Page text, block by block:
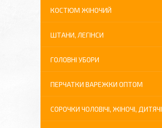
КОСТЮМ ЖІНОЧИЙ
ШТАНИ, ЛЕГІНСИ
ГОЛОВНІ УБОРИ
ПЕРЧАТКИ ВАРЕЖКИ ОПТОМ
СОРОЧКИ ЧОЛОВІЧІ, ЖІНОЧІ, ДИТЯЧІ